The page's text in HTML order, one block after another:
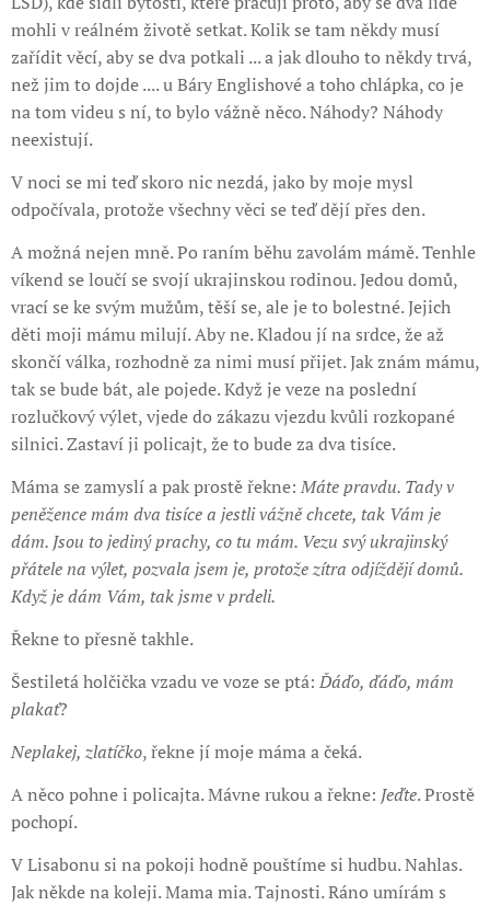
mohli v reálném životě setkat. Kolik se tam někdy musí
zařídit věcí, aby se dva potkali ... a jak dlouho to někdy trvá,
než jim to dojde .... u Báry Englishové a toho chlápka, co je
na tom videu s ní, to bylo vážně něco. Náhody? Náhody
neexistují.
V noci se mi teď skoro nic nezdá, jako by moje mysl
odpočívala, protože všechny věci se teď dějí přes den.
A možná nejen mně. Po raním běhu zavolám mámě. Tenhle
víkend se loučí se svojí ukrajinskou rodinou. Jedou domů,
vrací se ke svým mužům, těší se, ale je to bolestné. Jejich
děti moji mámu milují. Aby ne. Kladou jí na srdce, že až
skončí válka, rozhodně za nimi musí přijet. Jak znám mámu,
tak se bude bát, ale pojede. Když je veze na poslední
rozlučkový výlet, vjede do zákazu vjezdu kvůli rozkopané
silnici. Zastaví ji policajt, že to bude za dva tisíce.
Máma se zamyslí a pak prostě řekne: Máte pravdu. Tady v
peněžence mám dva tisíce a jestli vážně chcete, tak Vám je
dám. Jsou to jediný prachy, co tu mám. Vezu svý ukrajinský
přátele na výlet, pozvala jsem je, protože zítra odjíždějí domů.
Když je dám Vám, tak jsme v prdeli.
Řekne to přesně takhle.
Šestiletá holčička vzadu ve voze se ptá: Ďáďo, ďáďo, mám
plakať?
Neplakej, zlatíčko, řekne jí moje máma a čeká.
A něco pohne i policajta. Mávne rukou a řekne: Jeďte. Prostě
pochopí.
V Lisabonu si na pokoji hodně pouštíme si hudbu. Nahlas.
Jak někde na koleji. Mama mia. Tajnosti. Ráno umírám s